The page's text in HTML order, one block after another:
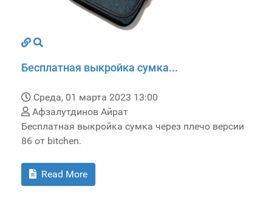
Бесплатная выкройка сумка...
Среда, 01 марта 2023 13:00
Афзалутдинов Айрат
Бесплатная выкройка сумка через плечо версии
86 от bitchen.
Read More